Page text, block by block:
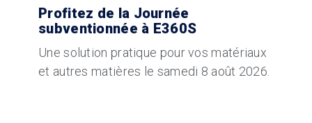
Profitez de la Journée
subventionnée à E360S
Une solution pratique pour vos matériaux
et autres matières le samedi 8 août 2026.